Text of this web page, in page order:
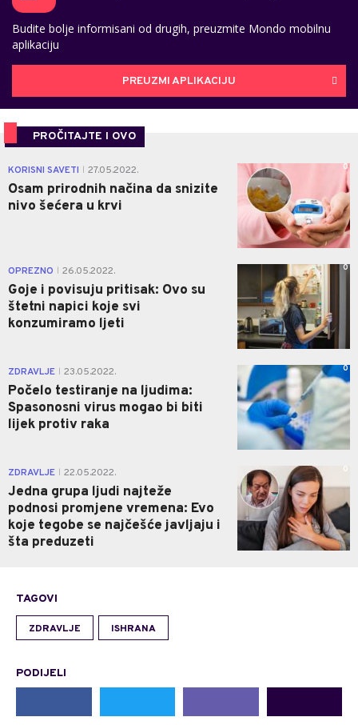
Budite bolje informisani od drugih, preuzmite Mondo mobilnu
aplikaciju
PREUZMI APLIKACIJU
PROČITAJTE I OVO
KORISNI SAVETI 27.05.2022.
Osam prirodnih načina da snizite
nivo šećera u krvi
0
OPREZNO 26.05.2022.
Goje i povisuju pritisak: Ovo su
štetni napici koje svi
konzumiramo ljeti
0
ZDRAVLJE 23.05.2022.
Počelo testiranje na ljudima:
Spasonosni virus mogao bi biti
lijek protiv raka
0
ZDRAVLJE 22.05.2022.
Jedna grupa ljudi najteže
podnosi promjene vremena: Evo
koje tegobe se najčešće javljaju i
šta preduzeti
0
TAGOVI
ZDRAVLJE ISHRANA
PODIJELI